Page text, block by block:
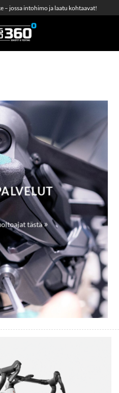
– jossa intohimo ja laatu kohtaavat!
tästä»